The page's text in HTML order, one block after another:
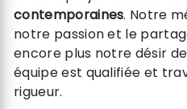
contemporaines. Notre
notre passion et le
encore plus notre désir
équipe est qualifiée et
rigueur.